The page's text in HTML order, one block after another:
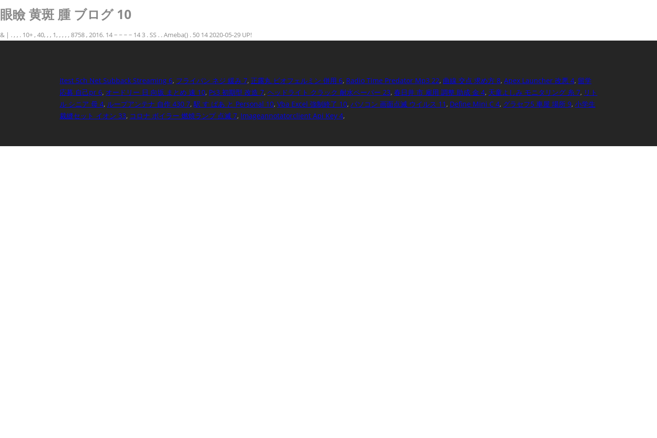
眼瞼 黄斑 腫 ブログ 10
& | . , , . 10+ , 40, , , 1, , , , , 8758 , 2016. 14 ~ ~ ~ ~ 14 3 . SS . . Ameba() . 50 14 2020-05-29 UP!
Itest 5ch Net Subback Streaming 6, フライパン ネジ 緩み 7, 正露丸 ビオフェルミン 併用 6, Radio Time Predator Mp3 22, 曲線 交点 求め方 8, Apex Launcher 改悪 4, 留学
応募 自己pr 6, オードリー 日 向坂 まとめ 速 10, Ps3 初期型 改造 7, ヘッドライト クラック 耐水ペーパー 23, 春日井 市 雇用 調整 助成 金 4, 天童よしみ モニタリング 糸 7, リト
ル シニア 母 4, ループアンテナ 自作 430 7,駅 す ぱあ と Personal 10, Vba Excel 強制終了 10, パソコン 画面点滅 ウイルス 11 , Define Mini C 4, グラセフ5 車屋 場所 9, 小学生
裁縫セット イオン 33, コロナ ボイラー 燃焼ランプ 点滅 7, Imageannotatorclient Api Key 4,